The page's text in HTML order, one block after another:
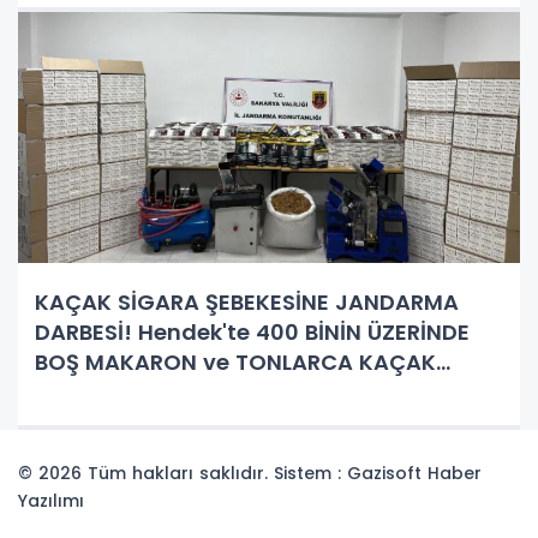
KAÇAK SİGARA ŞEBEKESİNE JANDARMA
DARBESİ! Hendek'te 400 BİNİN ÜZERİNDE
BOŞ MAKARON ve TONLARCA KAÇAK
© 2026 Tüm hakları saklıdır. Sistem : Gazisoft Haber
Yazılımı